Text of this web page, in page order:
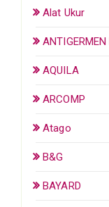
Alat Ukur
ANTIGERMEN
AQUILA
ARCOMP
Atago
B&G
BAYARD